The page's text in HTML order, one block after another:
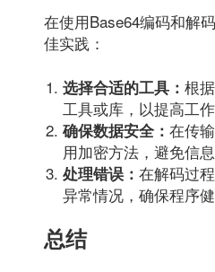
在使用Base64编码和解
佳实践：
选择合适的工具：根
工具或库，以提高工作
确保数据安全：在传
用加密方法，避免信息
处理错误：在解码过
异常情况，确保程序健
总结